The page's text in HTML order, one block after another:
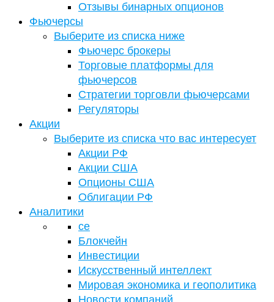
Отзывы бинарных опционов
Фьючерсы
Выберите из списка ниже
Фьючерс брокеры
Торговые платформы для
фьючерсов
Стратегии торговли фьючерсами
Регуляторы
Акции
Выберите из списка что вас интересует
Акции РФ
Акции США
Опционы США
Облигации РФ
Аналитики
се
Блокчейн
Инвестиции
Искусственный интеллект
Мировая экономика и геополитика